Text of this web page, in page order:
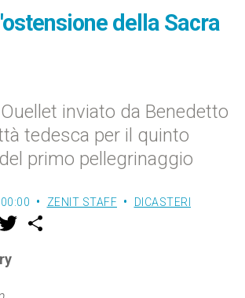
della Sacra
inviato da Benedetto
tedesca per il quinto
primo pellegrinaggio
ZENIT STAFF DICASTERI
w